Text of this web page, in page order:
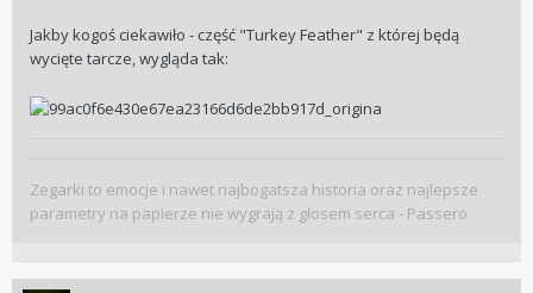
Jakby kogoś ciekawiło - część "Turkey Feather" z której będą
wycięte tarcze, wygląda tak:
Zegarki to emocje i nawet najbogatsza historia oraz najlepsze
parametry na papierze nie wygrają z głosem serca - Passero